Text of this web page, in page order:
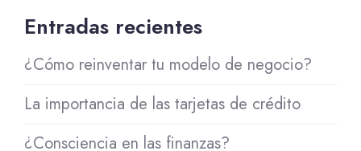
Entradas recientes
¿Cómo reinventar tu modelo de negocio?
La importancia de las tarjetas de crédito
¿Consciencia en las finanzas?